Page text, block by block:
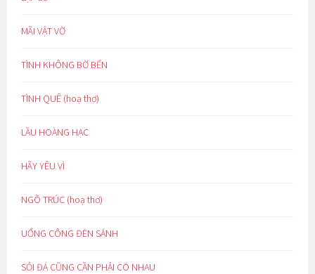
MÃI VẬT VỜ
TÌNH KHÔNG BỜ BẾN
TÌNH QUÊ (hoạ thơ)
LẦU HOÀNG HẠC
HÃY YÊU VÌ
NGÕ TRÚC (hoạ thơ)
UỔNG CÔNG ĐÈN SÁNH
SỎI ĐÁ CŨNG CẦN PHẢI CÓ NHAU